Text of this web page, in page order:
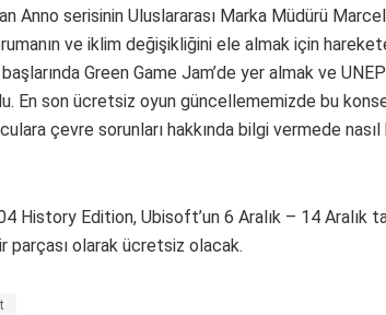
Anno serisinin Uluslararası Marka Müdürü
ve iklim değişikliğini ele almak için
başlarında Green Game Jam’de yer almak ve
En son ücretsiz oyun güncellememizde bu
çevre sorunları hakkında bilgi vermede
History Edition, Ubisoft’un 6 Aralık – 14 Aralık
parçası olarak ücretsiz olacak.